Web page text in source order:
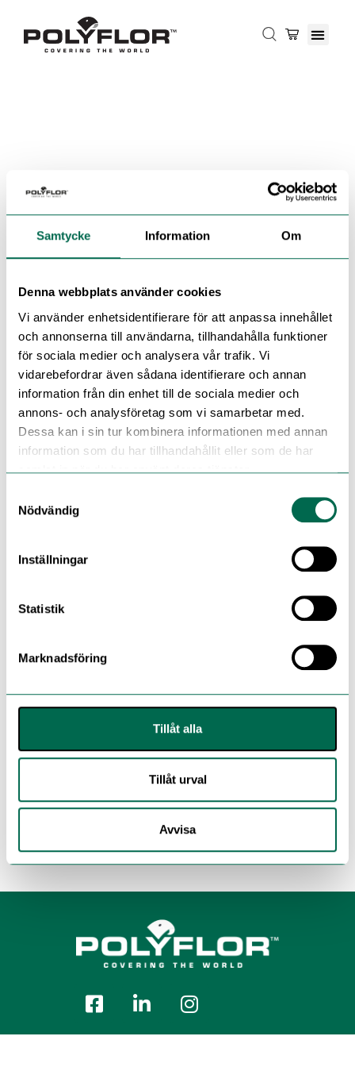
Samtycke Information Om
Denna webbplats använder cookies
Vi använder enhetsidentifierare för att anpassa innehållet
och annonserna till användarna, tillhandahålla funktioner
för sociala medier och analysera vår trafik. Vi
vidarebefordrar även sådana identifierare och annan
information från din enhet till de sociala medier och
annons- och analysföretag som vi samarbetar med.
Dessa kan i sin tur kombinera informationen med annan
information som du har tillhandahållit eller som de har
samlat in när du har använt deras tjänster.
Nödvändig
Inställningar
Statistik
Marknadsföring
Tillåt alla
Tillåt urval
Avvisa